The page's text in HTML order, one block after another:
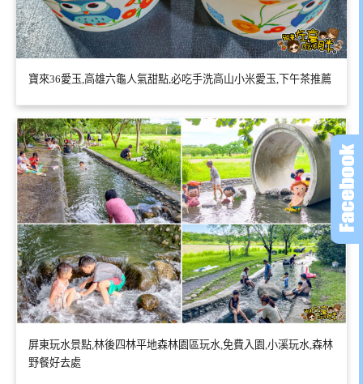
寶來36愛玉,高雄六龜人氣甜點,必吃手洗高山小米愛玉,下午茶推薦
屏東玩水景點,林後四林平地森林園區玩水,免費入園,小溪玩水,森林
野餐好去處